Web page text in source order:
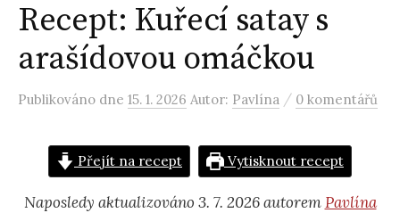
Recept: Kuřecí satay s
arašídovou omáčkou
Publikováno dne 15. 1. 2026 Autor: Pavlína / 0 komentářů
Přejít na recept Vytisknout recept
Naposledy aktualizováno 3. 7. 2026 autoremPavlína